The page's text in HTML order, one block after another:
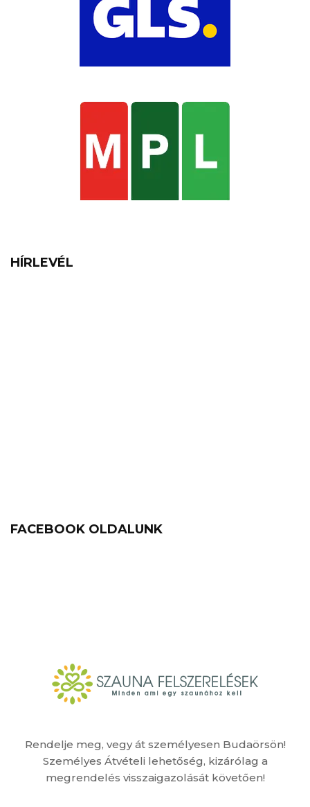
Rendelje meg, vegy át személyesen Budaörsön!
Személyes Átvételi lehetőség, kizárólag a
megrendelés visszaigazolását követően!
HÍRLEVÉL
FACEBOOK OLDALUNK